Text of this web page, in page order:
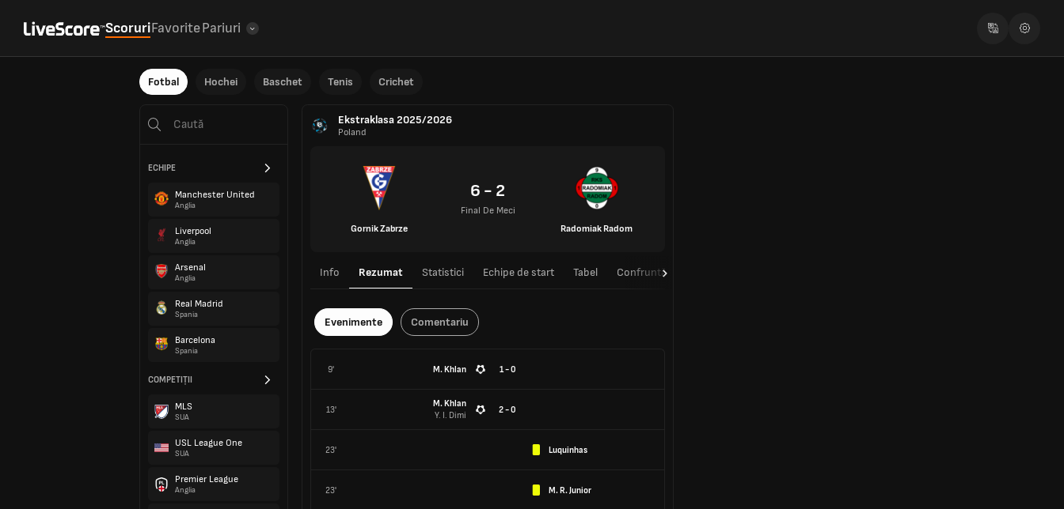
ScoruriFavoritePariuri
Fotbal Hochei Baschet Tenis Crichet
ECHIPE
Manchester United
Anglia
Liverpool
Anglia
Arsenal
Anglia
Real Madrid
Spania
Barcelona
Spania
COMPETIȚII
MLS
SUA
USL League One
SUA
Premier League
Anglia
Ekstraklasa 2025/2026
Poland
Gornik Zabrze
6 - 2
Final De Meci
Radomiak Radom
Info Rezumat Statistici Echipe de start Tabel Confruntări directe
Evenimente Comentariu
9' M. Khlan 1 - 0
13'
M. Khlan
Y. I. Dimi
2 - 0
23' Luquinhas
23' M. R. Junior